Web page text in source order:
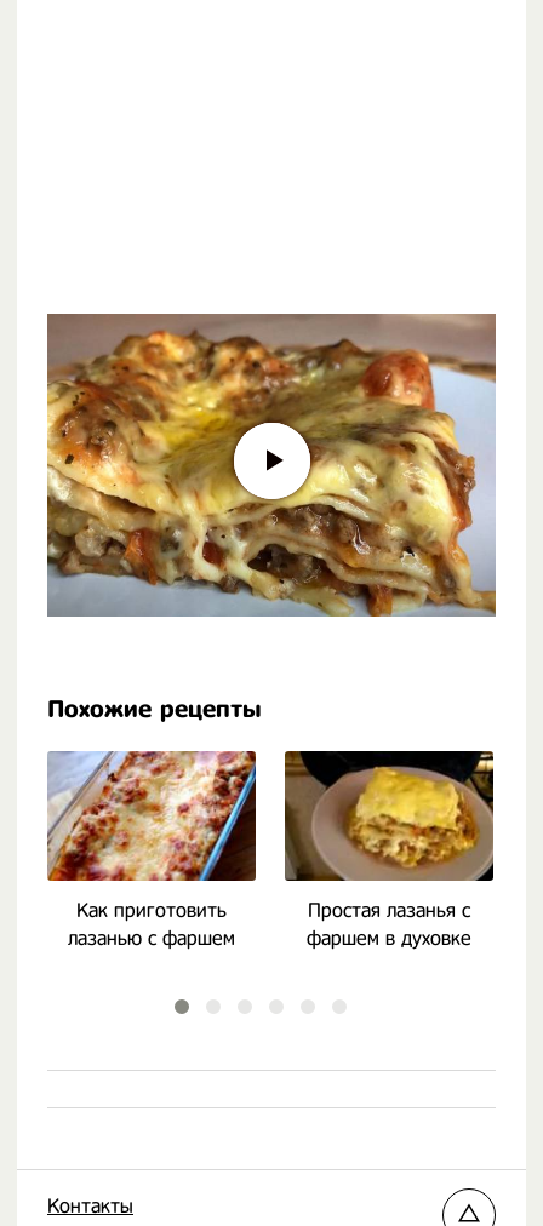
Похожие рецепты
Как приготовить
лазанью с фаршем
Простая лазанья с
фаршем в духовке
Контакты